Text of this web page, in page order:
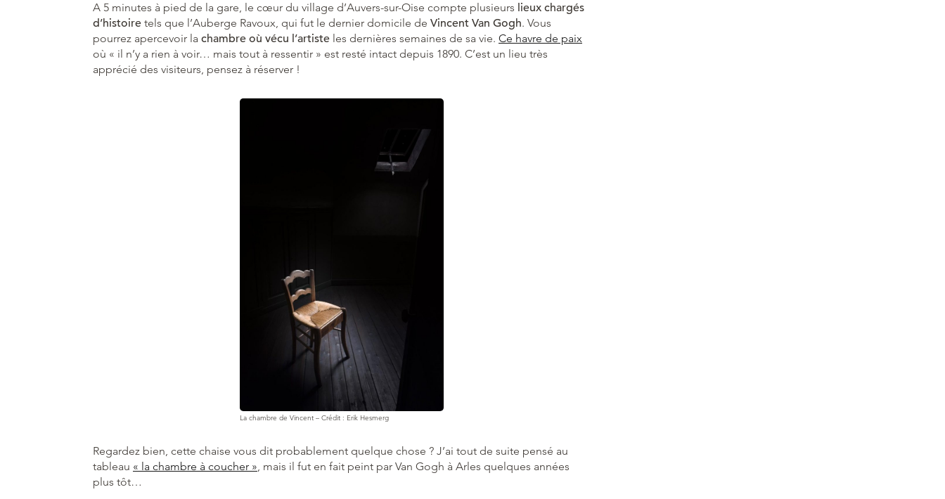
A 5 minutes à pied de la gare, le cœur du village d’Auvers-sur-Oise compte plusieurs lieux chargés
d’histoire tels que l’Auberge Ravoux, qui fut le dernier domicile de Vincent Van Gogh. Vous
pourrez apercevoir la chambre où vécu l’artiste les dernières semaines de sa vie. Ce havre de paix
où « il n’y a rien à voir… mais tout à ressentir » est resté intact depuis 1890. C’est un lieu très
apprécié des visiteurs, pensez à réserver !
La chambre de Vincent – Crédit : Erik Hesmerg
Regardez bien, cette chaise vous dit probablement quelque chose ? J’ai tout de suite pensé au
tableau « la chambre à coucher », mais il fut en fait peint par Van Gogh à Arles quelques années
plus tôt…